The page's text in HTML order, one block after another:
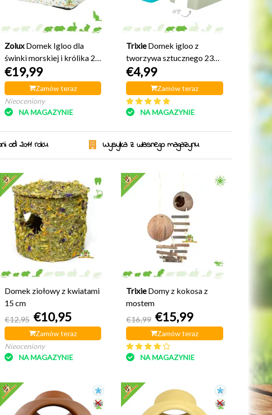
Zolux Domek Igloo dla
świnki morskiej i królika 28
cm
€19,99
Zamów teraz
Nieoceniony
NA MAGAZYNIE
TrixieDomek igloo z
tworzywa sztucznego 23
cm
€4,99
Zamów teraz
NA MAGAZYNIE
od 2011 roku Wysyłka z własnego magazynu
Domek ziołowy z kwiatami
15 cm
€12,95 €10,95
Zamów teraz
Nieoceniony
NA MAGAZYNIE
TrixieDomy z kokosa z
mostem
€16,99 €15,99
Zamów teraz
NA MAGAZYNIE